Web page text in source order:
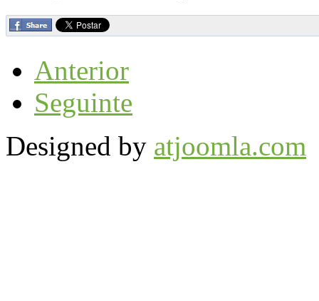
Anterior
Seguinte
Designed by atjoomla.com